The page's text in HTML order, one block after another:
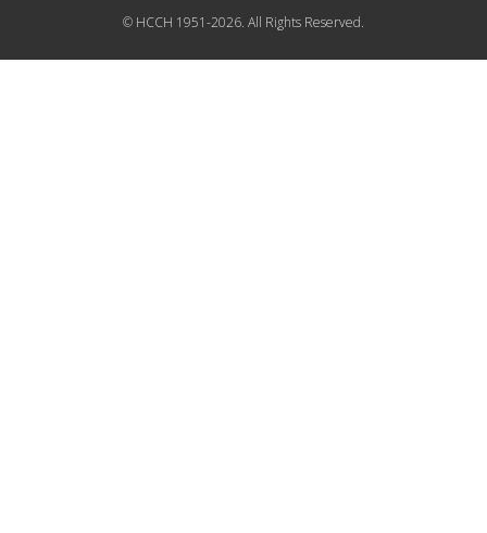
© HCCH 1951-2026. All Rights Reserved.